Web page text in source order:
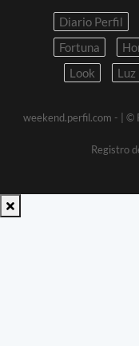
Diario Perfil
Fortuna
Look
Luz
weekend.perfil.com -
|
Registro